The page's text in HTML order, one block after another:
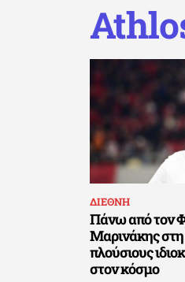
ΔΙΕΘΝΗ
Πάνω από τον
Μαρινάκης στη
πλούσιους
στον κόσμο